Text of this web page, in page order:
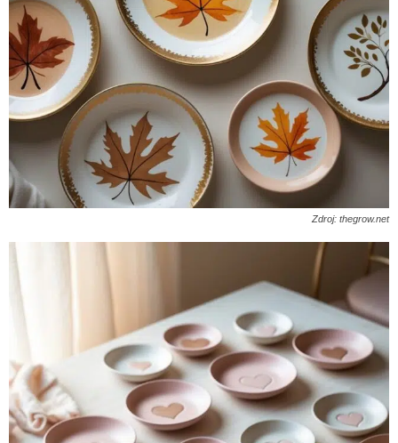
Zdroj: thegrow.net